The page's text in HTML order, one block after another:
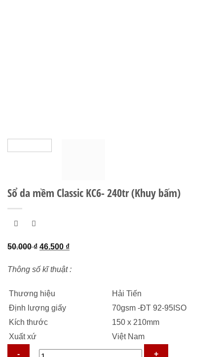
Sổ da mềm Classic KC6- 240tr (Khuy bấm)
50.000₫ Giá
là:
46.500 ₫Giá
tại
Thông số kĩ thuật :
Thương hiệu
Hải Tiến
Định lượng giấy
70gsm -ĐT 92-95ISO
Kích thước
150 x 210mm
Xuất xứ
Việt Nam